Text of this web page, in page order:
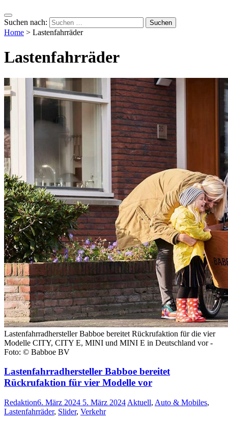
Suchen nach:
Home > Lastenfahrräder
Lastenfahrräder
Lastenfahrradhersteller Babboe bereitet Rückrufaktion für die vier
Modelle CITY, CITY E, MINI und MINI E in Deutschland vor -
Foto: © Babboe BV
Lastenfahrradhersteller Babboe bereitet
Rückrufaktion für vier Modelle vor
Redaktion6. März 2024 5. März 2024 Aktuell, Auto & Mobiles,
Lastenfahrräder, Slider, Verkehr